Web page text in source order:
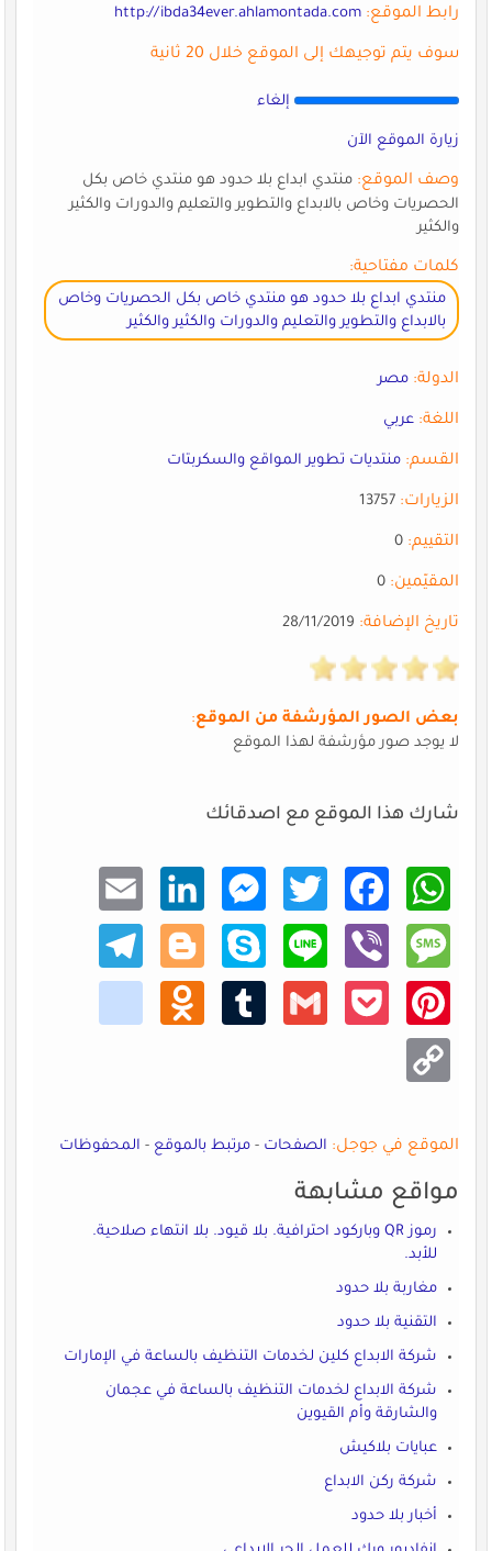
رابط الموقع: http://ibda34ever.ahlamontada.com
سوف يتم توجيهك إلى الموقع خلال 20 ثانية
إلغاء
زيارة الموقع الآن
وصف الموقع:منتدي ابداع بلا حدود هو منتدي خاص بكل
الحصريات وخاص بالابداع والتطوير والتعليم والدورات والكثير
والكثير
كلمات مفتاحية:
منتدي ابداع بلا حدود هو منتدي خاص بكل الحصريات وخاص
بالابداع والتطوير والتعليم والدورات والكثير والكثير
الدولة: مصر
اللغة: عربي
القسم: منتديات تطوير المواقع والسكربتات
الزيارات:13757
التقييم:0
المقيّمين:0
تاريخ الإضافة:28/11/2019
بعض الصور المؤرشفة من الموقع:
لا يوجد صور مؤرشفة لهذا الموقع
شارك هذا الموقع مع اصدقائك
What
sApp
Faceb
ook
Twitt
er
Mess
enger
Linke
dIn
Email
Mess
age
Viber
Line
Skype
Blogg
er
Teleg
ram
Pinte
rest
Pocke
Gmail
Tumb
Odno
klass
niki
Copy
Link
الموقع في جوجل: الصفحات-مرتبط بالموقع-المحفوظات
مواقع مشابهة
رموز QR وباركود احترافية. بلا قيود. بلا انتهاء صلاحية.
للأبد.
مغاربة بلا حدود
التقنية بلا حدود
شركة الابداع كلين لخدمات التنظيف بالساعة في الإمارات
شركة الابداع لخدمات التنظيف بالساعة في عجمان
والشارقة وأم القيوين
عبايات بلاكيش
شركة ركن الابداع
أخبار بلا حدود